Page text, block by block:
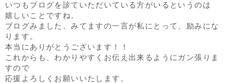
いつもブログを診ていただいている方がいるというのは
嬉しいことですね。
ブログみました、みてますの一言が私にとって、励みにな
ります。
本当にありがとうございます！！
これからも、わかりやすくお伝え出来るようにガン張りま
すので
応援よろしくお願いいたします。